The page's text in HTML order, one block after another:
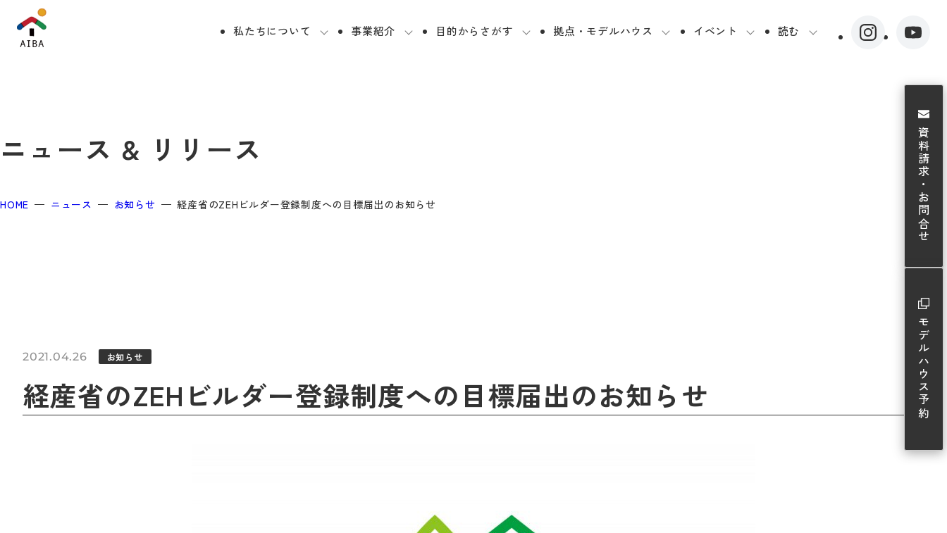
私たちについて 事業紹介 目的からさがす 拠点・モデルハウス イベント 読む
ニュース & リリース
HOME ニュース お知らせ 経産省のZEHビルダー登録制度への目標届出のお知らせ
2021.04.26 お知らせ
経産省のZEHビルダー登録制度への目標届出のお知らせ
資料請求・お問合せ
モデルハウス予約